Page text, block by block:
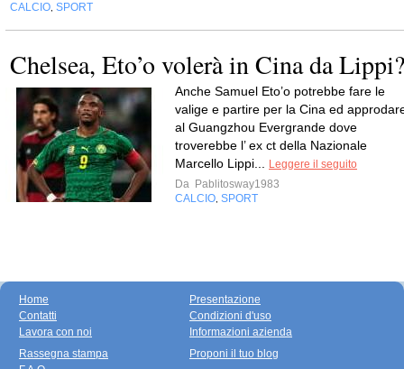
CALCIO SPORT
Chelsea, Eto’o volerà in Cina da Lippi?
Anche Samuel Eto’o potrebbe fare le
valige e partire per la Cina ed
al Guangzhou Evergrande dove
troverebbe l’ ex ct della Nazionale
Marcello Lippi...
Leggere il seguito
Da Pablitosway1983
CALCIO SPORT
Home
Contatti
Lavora con noi
Presentazione
Condizioni d'uso
Informazioni azienda
Rassegna stampa
Proponi il tuo blog